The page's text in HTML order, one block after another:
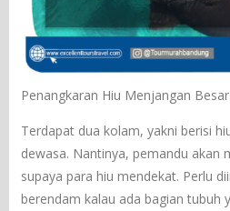
Penangkaran Hiu Menjangan Besar
Terdapat dua kolam, yakni berisi
dewasa. Nantinya, pemandu akan
supaya para hiu mendekat. Perlu
berendam kalau ada bagian tubuh